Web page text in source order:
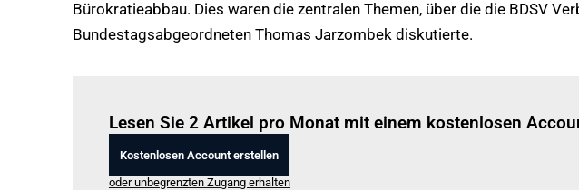
Bürokratieabbau. Dies waren die zentralen Themen, über die die BDSV
Bundestagsabgeordneten Thomas Jarzombek diskutierte.
Lesen Sie 2 Artikel pro Monat mit einem kostenlosen
Kostenlosen Account erstellen
oder unbegrenzten Zugang erhalten